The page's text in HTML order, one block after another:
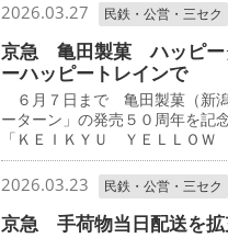
2026.03.27 民鉄・公営・三セク
京急 亀田製菓 ハッピー
ーハッピートレインで
６月７日まで 亀田製菓（新
ーターン」の発売５０周年を記
「ＫＥＩＫＹＵ ＹＥＬＬＯＷ
2026.03.23 民鉄・公営・三セク
京急 手荷物当日配送を